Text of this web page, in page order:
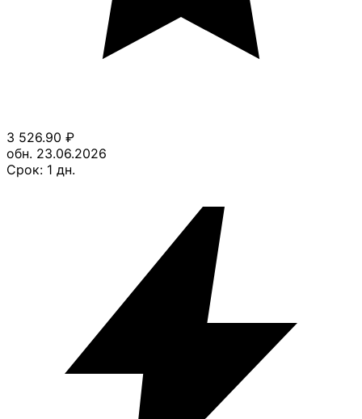
3 526.90 ₽
обн. 23.06.2026
Срок: 1 дн.